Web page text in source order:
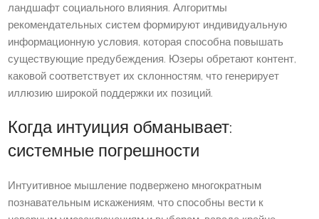
ландшафт социального влияния. Алгоритмы
рекомендательных систем формируют индивидуальную
информационную условия, которая способна повышать
существующие предубеждения. Юзеры обретают контент,
каковой соответствует их склонностям, что генерирует
иллюзию широкой поддержки их позиций.
Когда интуиция обманывает:
системные погрешности
Интуитивное мышление подвержено многократным
познавательным искажениям, что способны вести к